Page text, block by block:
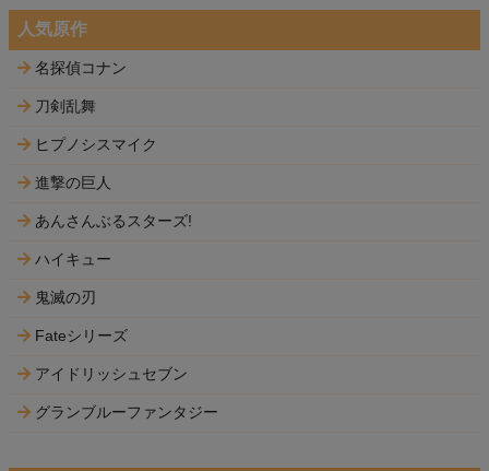
人気原作
名探偵コナン
刀剣乱舞
ヒプノシスマイク
進撃の巨人
あんさんぶるスターズ!
ハイキュー
鬼滅の刃
Fateシリーズ
アイドリッシュセブン
グランブルーファンタジー